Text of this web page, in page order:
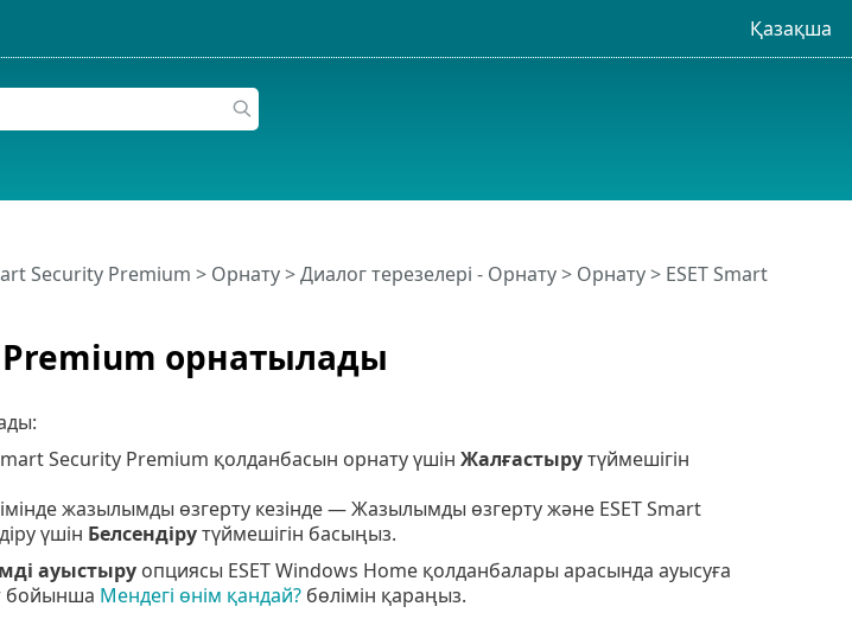
Қазақша
Premium орнатылады
Security Premium > Орнату> Диалог терезелері - Орнату > Орнату > ESET Smart
Security Premium қолданбасын орнату үшін Жалғастырутүймешігін
жазылымды өзгерту кезінде — Жазылымды өзгерту және ESET Smart
үшін Белсендірутүймешігін басыңыз.
ауыстыруопциясы ESET Windows Home қолданбалары арасында ауысуға
бойынша Мендегі өнім қандай?бөлімін қараңыз.